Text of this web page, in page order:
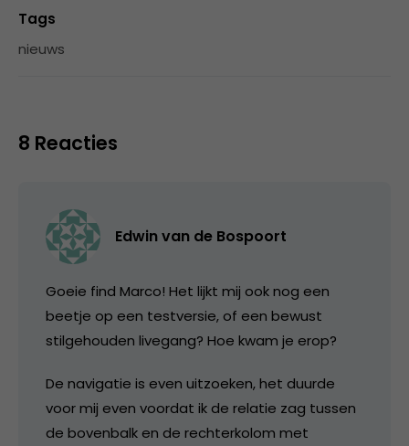
Tags
nieuws
8 Reacties
Edwin van de Bospoort
Goeie find Marco! Het lijkt mij ook nog een
beetje op een testversie, of een bewust
stilgehouden livegang? Hoe kwam je erop?
De navigatie is even uitzoeken, het duurde
voor mij even voordat ik de relatie zag tussen
de bovenbalk en de rechterkolom met